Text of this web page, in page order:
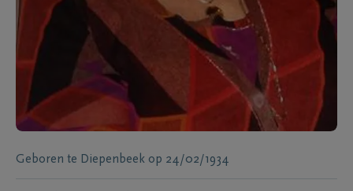
Geboren te Diepenbeek op 24/02/1934